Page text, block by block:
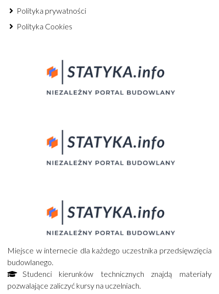
Polityka prywatności
Polityka Cookies
Miejsce w internecie dla każdego uczestnika przedsięwzięcia
budowlanego.
Studenci kierunków technicznych znajdą materiały
pozwalające zaliczyć kursy na uczelniach.